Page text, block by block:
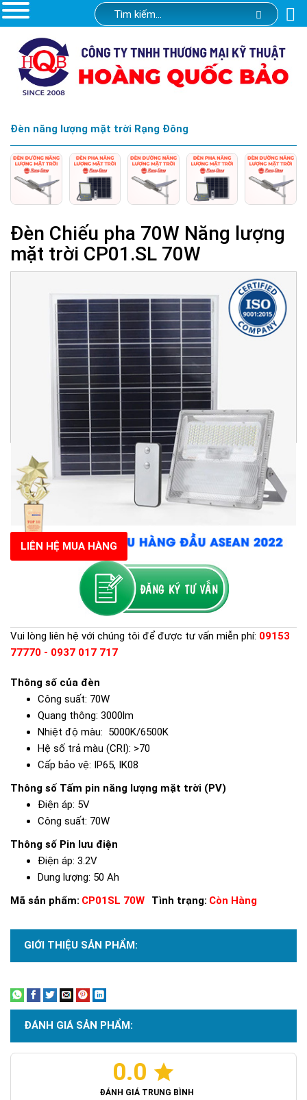
Đèn năng lượng mặt trời Rạng Đông
Đèn Chiếu pha 70W Năng lượng
mặt trời CP01.SL 70W
LIÊN HỆ MUA HÀNG
Vui lòng liên hệ với chúng tôi để được tư vấn miễn phí: 09153
77770 - 0937 017 717
Thông số của đèn
Công suất: 70W
Quang thông: 3000lm
Nhiệt độ màu: 5000K/6500K
Hệ số trả màu (CRI): >70
Cấp bảo vệ: IP65, IK08
Thông số Tấm pin năng lượng mặt trời (PV)
Điện áp: 5V
Công suất: 70W
Thông số Pin lưu điện
Điện áp: 3.2V
Dung lượng: 50 Ah
Mã sản phẩm: CP01SL 70W Tình trạng: Còn Hàng
GIỚI THIỆU SẢN PHẨM:Xem thêm
ĐÁNH GIÁ SẢN PHẨM:
0.0
ĐÁNH GIÁ TRUNG BÌNH